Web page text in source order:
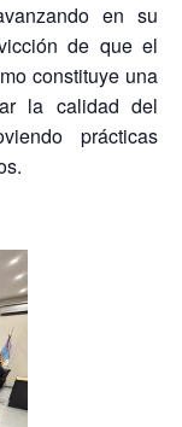
en su
de que el
constituye una
la calidad del
prácticas